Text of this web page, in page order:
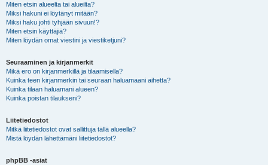
Miten etsin alueelta tai alueilta?
Miksi hakuni ei löytänyt mitään?
Miksi haku johti tyhjään sivuun!?
Miten etsin käyttäjiä?
Miten löydän omat viestini ja viestiketjuni?
Seuraaminen ja kirjanmerkit
Mikä ero on kirjanmerkillä ja tilaamisella?
Kuinka teen kirjanmerkin tai seuraan haluamaani aihetta?
Kuinka tilaan haluamani alueen?
Kuinka poistan tilaukseni?
Liitetiedostot
Mitkä liitetiedostot ovat sallittuja tällä alueella?
Mistä löydän lähettämäni liitetiedostot?
phpBB -asiat